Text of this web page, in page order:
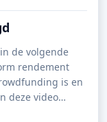
de volgende
rendement
deze video